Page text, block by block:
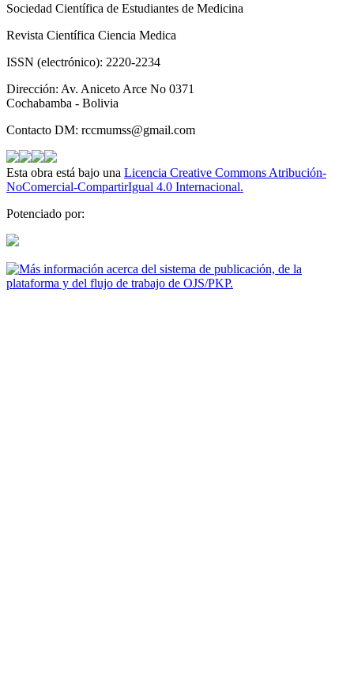
Sociedad Científica de Estudiantes de Medicina
Revista Científica Ciencia Medica
ISSN (electrónico): 2220-2234
Dirección: Av. Aniceto Arce No 0371
Cochabamba - Bolivia
Contacto DM: rccmumss@gmail.com
Esta obra está bajo una Licencia Creative Commons Atribución-
NoComercial-CompartirIgual 4.0 Internacional.
Potenciado por: